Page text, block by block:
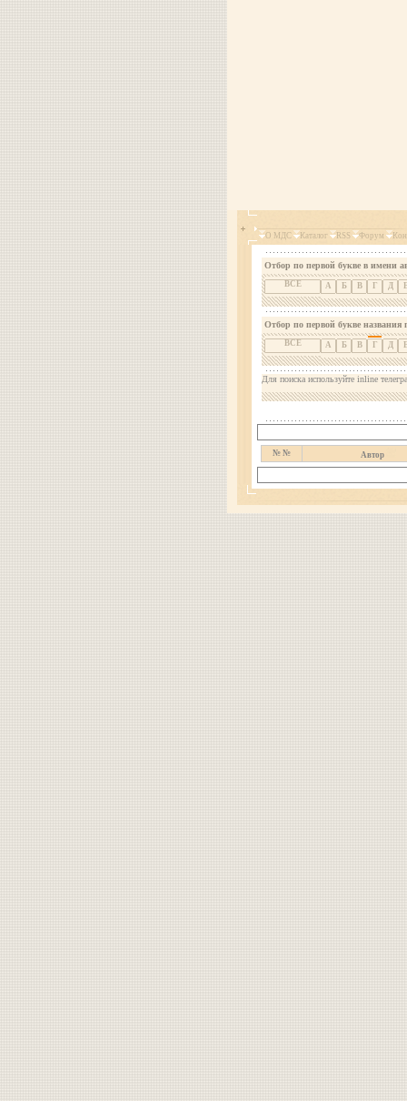
О МДС Каталог RSS Форум
Отбор по первой букве в имени
ВСЕ А Б В Г Д
Отбор по первой букве названия
ВСЕ А Б В Г Д
Для поиска используйте inline
№ № Автор